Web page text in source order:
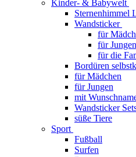
Kinder- & Babywelt
Sternenhimmel
Wandsticker
für
für Jungen
für die
Bordüren
für Mädchen
für Jungen
mit
Wandsticker
süße Tiere
Sport
Fußball
Surfen